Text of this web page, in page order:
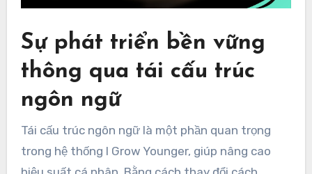
Sự phát triển bền vững
thông qua tái cấu trúc
ngôn ngữ
Tái cấu trúc ngôn ngữ là một phần quan trọng
trong hệ thống I Grow Younger, giúp nâng cao